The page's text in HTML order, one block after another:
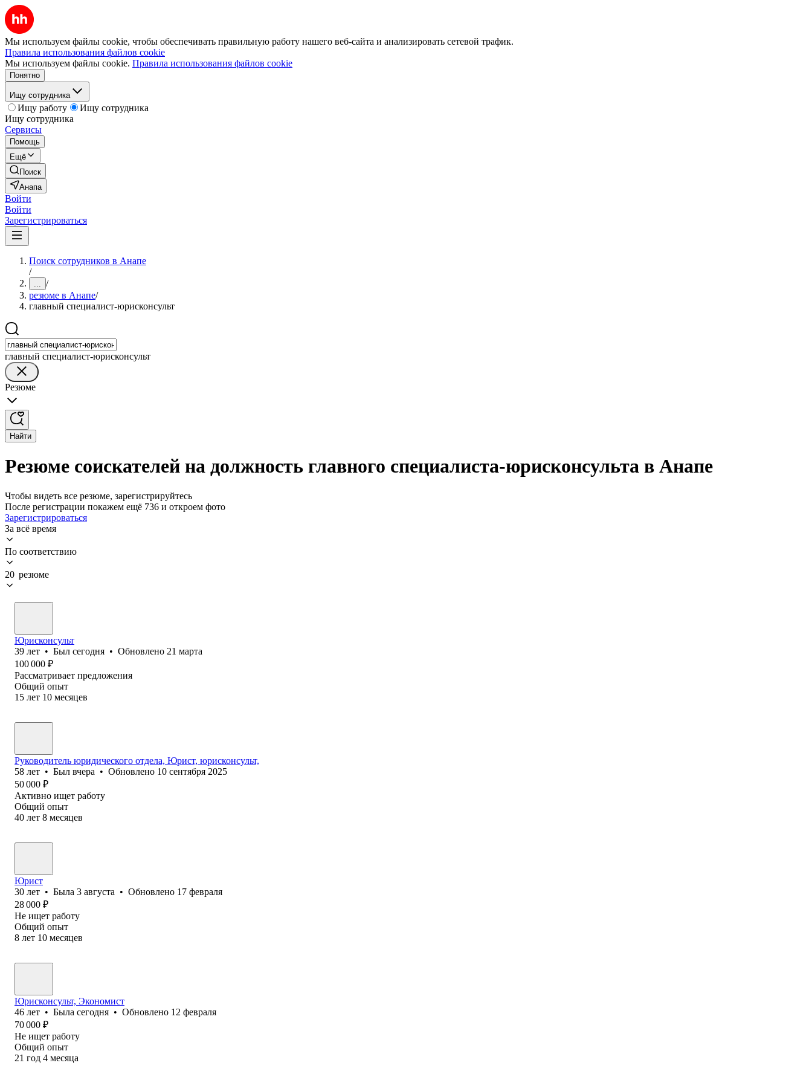
Мы используем файлы cookie, чтобы обеспечивать правильную работу нашего веб-сайта и анализировать сетевой трафик.
Правила использования файлов cookie
Мы используем файлы cookie. Правила использования файлов cookie
Понятно
Ищу сотрудника
Ищу работу
Ищу сотрудника
Ищу сотрудника
Сервисы
Помощь
Ещё
Поиск
Анапа
Войти
Войти
Зарегистрироваться
Поиск сотрудников в Анапе
/
... /
резюме в Анапе/
главный специалист-юрисконсульт
главный специалист-юрисконсульт
Резюме
Найти
Резюме соискателей на должность главного специалиста-юрисконсульта в Анапе
Чтобы видеть все резюме, зарегистрируйтесь
После регистрации покажем ещё 736 и откроем фото
Зарегистрироваться
За всё время
По соответствию
20 резюме
Юрисконсульт
39 лет • Был сегодня • Обновлено 21 марта
100 000 ₽
Рассматривает предложения
Общий опыт
15 лет 10 месяцев
Руководитель юридического отдела, Юрист, юрисконсульт,
58 лет • Был вчера • Обновлено 10 сентября 2025
50 000 ₽
Активно ищет работу
Общий опыт
40 лет 8 месяцев
Юрист
30 лет • Была 3 августа • Обновлено 17 февраля
28 000 ₽
Не ищет работу
Общий опыт
8 лет 10 месяцев
Юрисконсульт, Экономист
46 лет • Была сегодня • Обновлено 12 февраля
70 000 ₽
Не ищет работу
Общий опыт
21 год 4 месяца